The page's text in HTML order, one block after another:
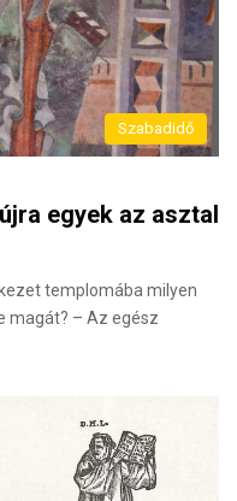
Szabadidő
egyek az asztal
templomába milyen
magát? – Az egész